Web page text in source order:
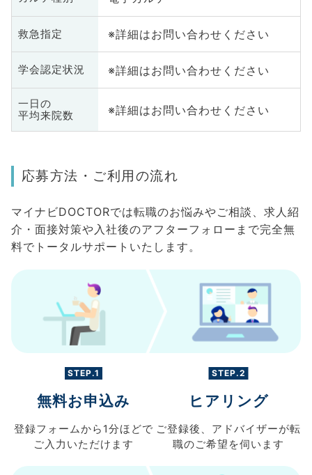
救急指定 ※詳細はお問い合わせください
学会認定状況 ※詳細はお問い合わせください
一日の
平均来院数
※詳細はお問い合わせください
応募方法・ご利用の流れ
マイナビDOCTORでは転職のお悩みやご相談、求人紹
介・面接対策や入社後のアフターフォローまで完全無
料でトータルサポートいたします。
STEP.1
無料お申込み
登録フォームから 1分ほどで
ご入力 いただけます
STEP.2
ヒアリング
ご登録後、 アドバイザーが転
職のご希望を伺います